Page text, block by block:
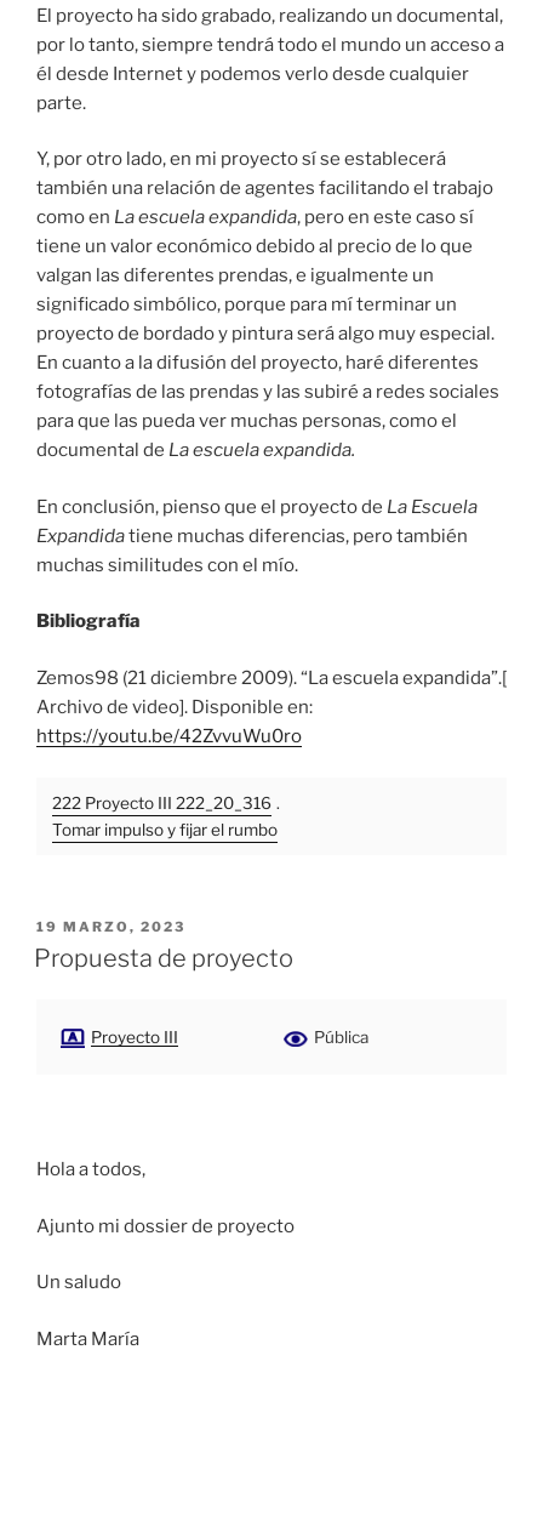
El proyecto ha sido grabado, realizando un documental,
por lo tanto, siempre tendrá todo el mundo un acceso a
él desde Internet y podemos verlo desde cualquier
parte.
Y, por otro lado, en mi proyecto sí se establecerá
también una relación de agentes facilitando el trabajo
como en La escuela expandida, pero en este caso sí
tiene un valor económico debido al precio de lo que
valgan las diferentes prendas, e igualmente un
significado simbólico, porque para mí terminar un
proyecto de bordado y pintura será algo muy especial.
En cuanto a la difusión del proyecto, haré diferentes
fotografías de las prendas y las subiré a redes sociales
para que las pueda ver muchas personas, como el
documental de La escuela expandida.
En conclusión, pienso que el proyecto de La Escuela
Expandidatiene muchas diferencias, pero también
muchas similitudes con el mío.
Bibliografía
Zemos98 (21 diciembre 2009). “La escuela expandida”.[
Archivo de video]. Disponible en:
https://youtu.be/42ZvvuWu0ro
222 Proyecto III 222_20_316 .
Tomar impulso y fijar el rumbo
PUBLICADO
EL
19 MARZO, 2023
Propuesta de proyecto
Proyecto III Pública
Hola a todos,
Ajunto mi dossier de proyecto
Un saludo
Marta María